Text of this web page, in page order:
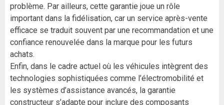
problème. Par ailleurs, cette garantie joue un rôle
important dans la fidélisation, car un service après-vente
efficace se traduit souvent par une recommandation et une
confiance renouvelée dans la marque pour les futurs
achats.
Enfin, dans le cadre actuel où les véhicules intègrent des
technologies sophistiquées comme l’électromobilité et
les systèmes d’assistance avancés, la garantie
constructeur s’adapte pour inclure des composants